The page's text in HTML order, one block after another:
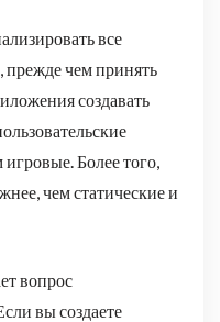
все
прежде чем принять
создавать
Более того,
чем статические и
вопрос
вы создаете